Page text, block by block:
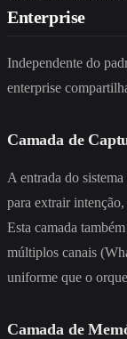
Enterprise
Independente do
enterprise
Camada de
A entrada do
para extrair
Esta camada
múltiplos canais
uniforme que o
Camada de